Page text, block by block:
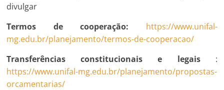
divulgar
Termos de cooperação:
https://www.unifal-
mg.edu.br/planejamento/termos-de-cooperacao/
Transferências constitucionais e legais:
https://www.unifal-mg.edu.br/planejamento/propostas-
orcamentarias/